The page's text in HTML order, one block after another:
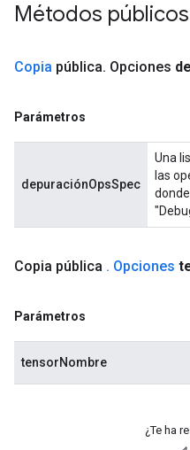
Métodos públicos
Copia pública. Opciones
Parámetros
depuraciónOpsSpec
Una
las
Copia pública . Opciones
Parámetros
tensorNombre
¿Te ha